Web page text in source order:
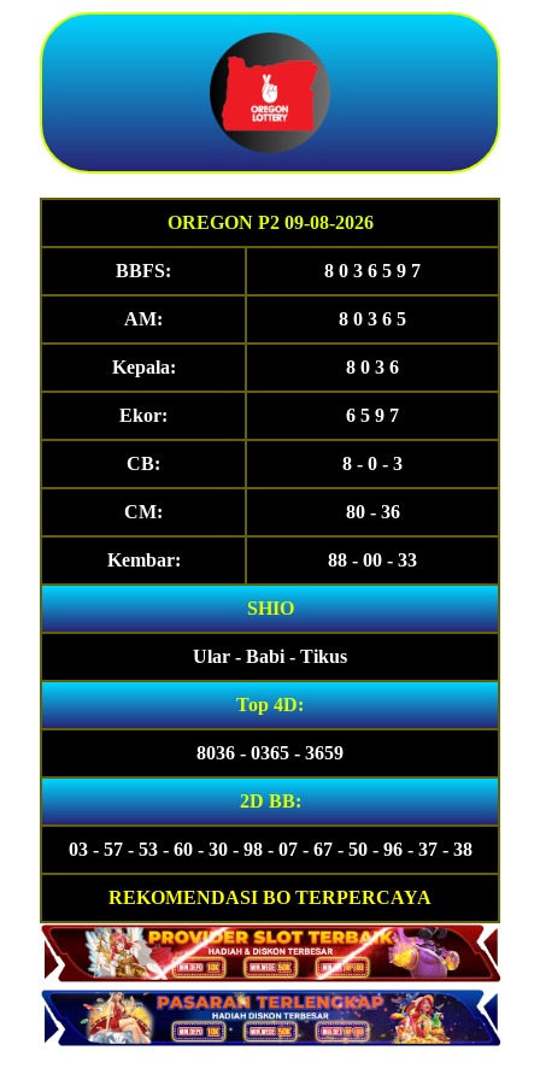
OREGON P2 09-08-2026
BBFS: 8 0 3 6 5 9 7
AM: 8 0 3 6 5
Kepala: 8 0 3 6
Ekor: 6 5 9 7
CB: 8 - 0 - 3
CM: 80 - 36
Kembar: 88 - 00 - 33
SHIO
Ular - Babi - Tikus
Top 4D:
8036 - 0365 - 3659
2D BB:
03 - 57 - 53 - 60 - 30 - 98 - 07 - 67 - 50 - 96 - 37 - 38
REKOMENDASI BO TERPERCAYA